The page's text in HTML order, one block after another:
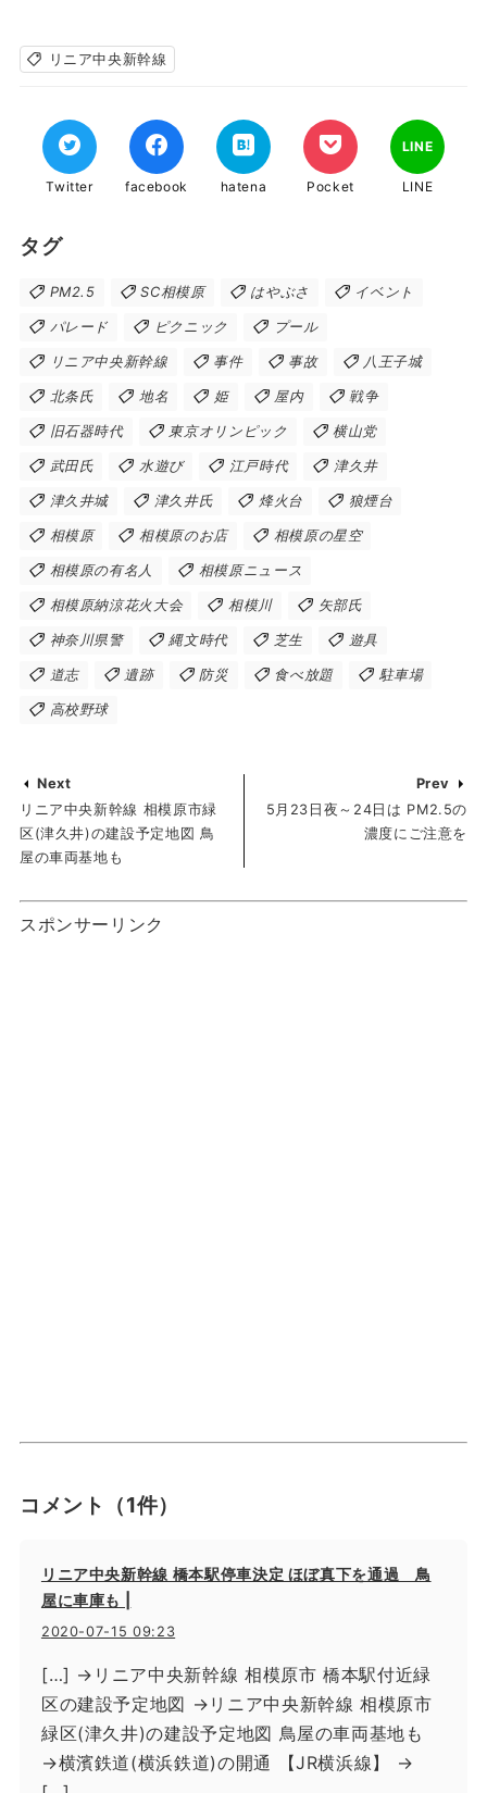
リニア中央新幹線
Twitter facebook hatena Pocket
LINE
LINE
タグ
PM2.5 SC相模原 はやぶさ イベント
パレード ピクニック プール
リニア中央新幹線 事件 事故 八王子城
北条氏 地名 姫 屋内 戦争
旧石器時代 東京オリンピック 横山党
武田氏 水遊び 江戸時代 津久井
津久井城 津久井氏 烽火台 狼煙台
相模原 相模原のお店 相模原の星空
相模原の有名人 相模原ニュース
相模原納涼花火大会 相模川 矢部氏
神奈川県警 縄文時代 芝生 遊具
道志 遺跡 防災 食べ放題 駐車場
高校野球
Next
リニア中央新幹線 相模原市緑
区(津久井)の建設予定地図 鳥
屋の車両基地も
Prev
5月23日夜～24日は PM2.5の
濃度にご注意を
スポンサーリンク
コメント （1件）
リニア中央新幹線 橋本駅停車決定 ほぼ真下を通過 鳥
屋に車庫も |
2020-07-15 09:23
[…] →リニア中央新幹線 相模原市 橋本駅付近緑
区の建設予定地図 →リニア中央新幹線 相模原市
緑区(津久井)の建設予定地図 鳥屋の車両基地も
→横濱鉄道(横浜鉄道)の開通 【JR横浜線】 →